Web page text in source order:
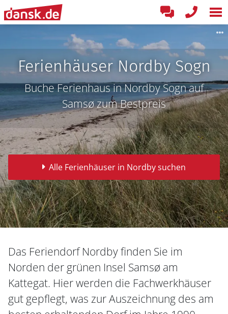
Ferienhäuser Nordby Sogn
Buche Ferienhaus in Nordby Sogn auf
Samsø zum Bestpreis
Alle Ferienhäuser in Nordby suchen
Das Feriendorf Nordby finden Sie im
Norden der grünen Insel Samsø am
Kattegat. Hier werden die Fachwerkhäuser
gut gepflegt, was zur Auszeichnung des am